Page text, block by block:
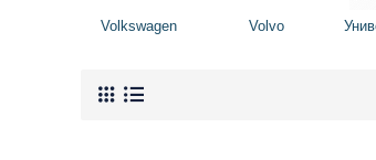
Volkswagen Volvo